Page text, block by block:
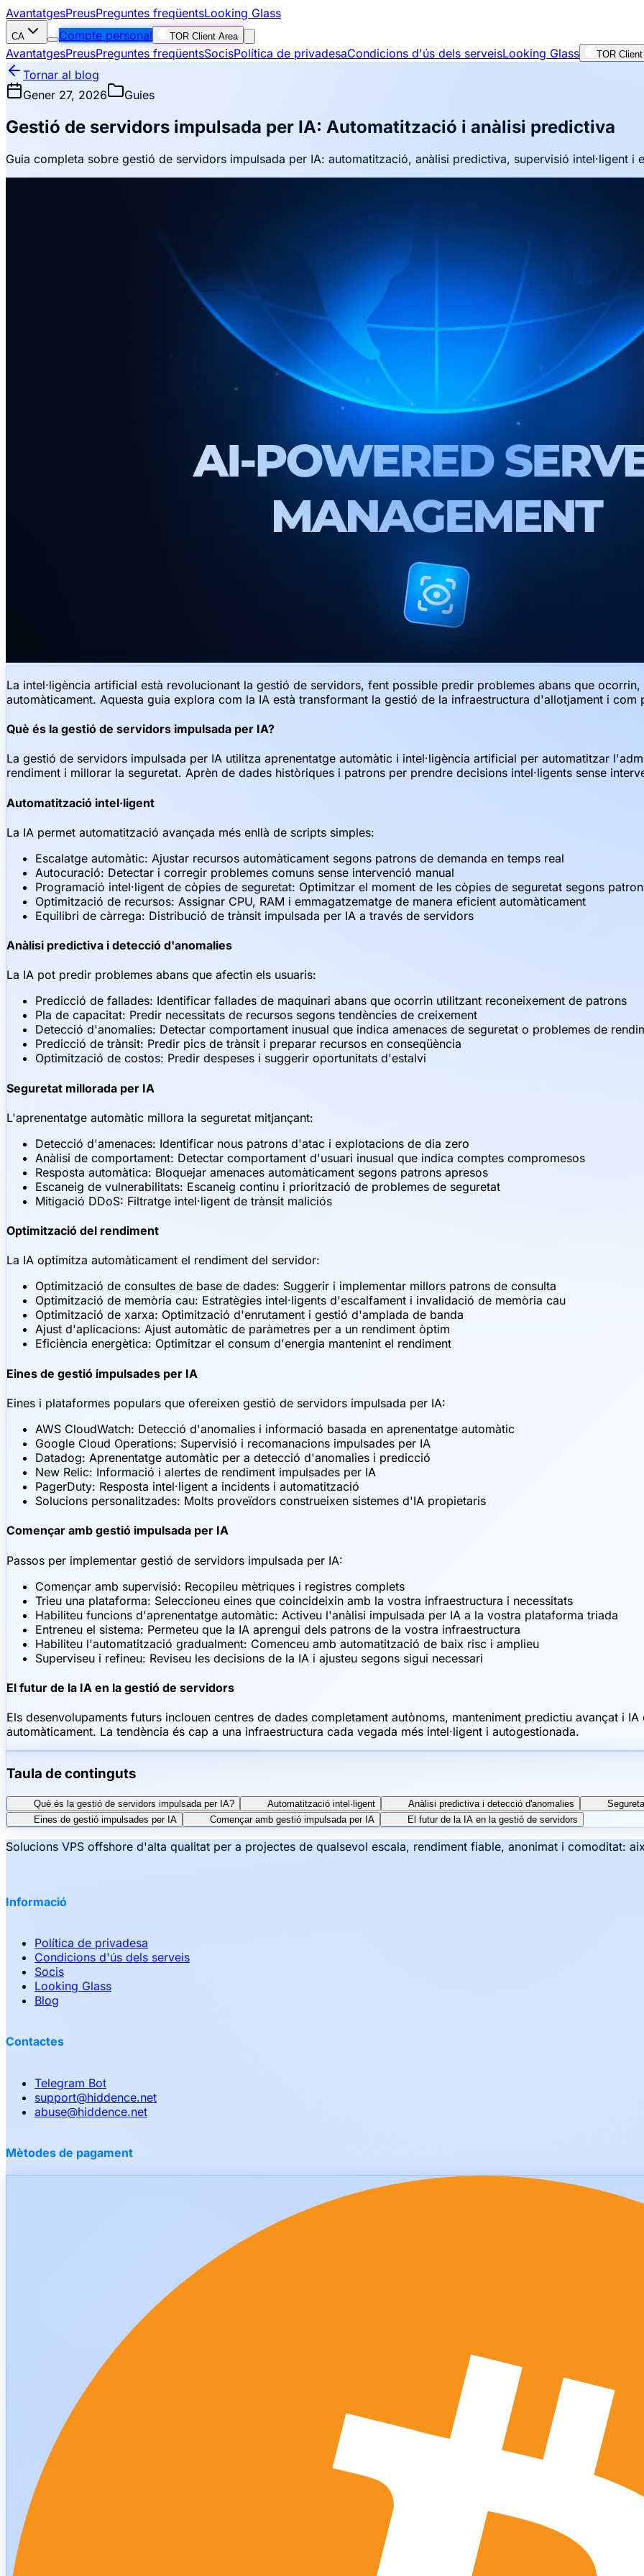
AvantatgesPreusPreguntes freqüentsLooking Glass
CA Compte personal TOR Client Area
AvantatgesPreusPreguntes freqüentsSocisPolítica de privadesaCondicions d'ús dels serveisLooking Glass TOR
Tornar al blog
Gener 27, 2026
Guies
Gestió de servidors impulsada per IA: Automatització i anàlisi predictiva
Guia completa sobre gestió de servidors impulsada per IA: automatització, anàlisi predictiva, supervisió intel·ligent
La intel·ligència artificial està revolucionant la gestió de servidors, fent possible predir problemes abans que
automàticament. Aquesta guia explora com la IA està transformant la gestió de la infraestructura d'allotjament i
Què és la gestió de servidors impulsada per IA?
La gestió de servidors impulsada per IA utilitza aprenentatge automàtic i intel·ligència artificial per automatitzar
rendiment i millorar la seguretat. Aprèn de dades històriques i patrons per prendre decisions intel·ligents sense
Automatització intel·ligent
La IA permet automatització avançada més enllà de scripts simples:
Escalatge automàtic: Ajustar recursos automàticament segons patrons de demanda en temps real
Autocuració: Detectar i corregir problemes comuns sense intervenció manual
Programació intel·ligent de còpies de seguretat: Optimitzar el moment de les còpies de seguretat segons
Optimització de recursos: Assignar CPU, RAM i emmagatzematge de manera eficient automàticament
Equilibri de càrrega: Distribució de trànsit impulsada per IA a través de servidors
Anàlisi predictiva i detecció d'anomalies
La IA pot predir problemes abans que afectin els usuaris:
Predicció de fallades: Identificar fallades de maquinari abans que ocorrin utilitzant reconeixement de patrons
Pla de capacitat: Predir necessitats de recursos segons tendències de creixement
Detecció d'anomalies: Detectar comportament inusual que indica amenaces de seguretat o problemes de
Predicció de trànsit: Predir pics de trànsit i preparar recursos en conseqüència
Optimització de costos: Predir despeses i suggerir oportunitats d'estalvi
Seguretat millorada per IA
L'aprenentatge automàtic millora la seguretat mitjançant:
Detecció d'amenaces: Identificar nous patrons d'atac i explotacions de dia zero
Anàlisi de comportament: Detectar comportament d'usuari inusual que indica comptes compromesos
Resposta automàtica: Bloquejar amenaces automàticament segons patrons apresos
Escaneig de vulnerabilitats: Escaneig continu i priorització de problemes de seguretat
Mitigació DDoS: Filtratge intel·ligent de trànsit maliciós
Optimització del rendiment
La IA optimitza automàticament el rendiment del servidor:
Optimització de consultes de base de dades: Suggerir i implementar millors patrons de consulta
Optimització de memòria cau: Estratègies intel·ligents d'escalfament i invalidació de memòria cau
Optimització de xarxa: Optimització d'enrutament i gestió d'amplada de banda
Ajust d'aplicacions: Ajust automàtic de paràmetres per a un rendiment òptim
Eficiència energètica: Optimitzar el consum d'energia mantenint el rendiment
Eines de gestió impulsades per IA
Eines i plataformes populars que ofereixen gestió de servidors impulsada per IA:
AWS CloudWatch: Detecció d'anomalies i informació basada en aprenentatge automàtic
Google Cloud Operations: Supervisió i recomanacions impulsades per IA
Datadog: Aprenentatge automàtic per a detecció d'anomalies i predicció
New Relic: Informació i alertes de rendiment impulsades per IA
PagerDuty: Resposta intel·ligent a incidents i automatització
Solucions personalitzades: Molts proveïdors construeixen sistemes d'IA propietaris
Començar amb gestió impulsada per IA
Passos per implementar gestió de servidors impulsada per IA:
Començar amb supervisió: Recopileu mètriques i registres complets
Trieu una plataforma: Seleccioneu eines que coincideixin amb la vostra infraestructura i necessitats
Habiliteu funcions d'aprenentatge automàtic: Activeu l'anàlisi impulsada per IA a la vostra plataforma triada
Entreneu el sistema: Permeteu que la IA aprengui dels patrons de la vostra infraestructura
Habiliteu l'automatització gradualment: Comenceu amb automatització de baix risc i amplieu
Superviseu i refineu: Reviseu les decisions de la IA i ajusteu segons sigui necessari
El futur de la IA en la gestió de servidors
Els desenvolupaments futurs inclouen centres de dades completament autònoms, manteniment predictiu avançat i
automàticament. La tendència és cap a una infraestructura cada vegada més intel·ligent i autogestionada.
Taula de continguts
Què és la gestió de servidors impulsada per IA? Automatització intel·ligent Anàlisi predictiva i detecció d'anomalies
Eines de gestió impulsades per IA
Començar amb gestió impulsada per IA El futur de la IA en la gestió de servidors
Solucions VPS offshore d'alta qualitat per a projectes de qualsevol escala, rendiment fiable, anonimat i comoditat:
Informació
Política de privadesa
Condicions d'ús dels serveis
Socis
Looking Glass
Blog
Contactes
Telegram Bot
support@hiddence.net
abuse@hiddence.net
Mètodes de pagament